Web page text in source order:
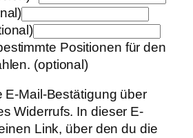
Positionen für den
(optional)
E-Mail-Bestätigung über
Widerrufs. In dieser E-
Link, über den du die